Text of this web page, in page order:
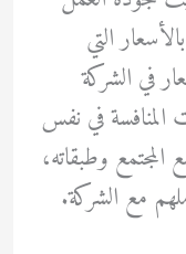
التي
في الشركة
في نفس
وطبقاته،
مع الشركة.